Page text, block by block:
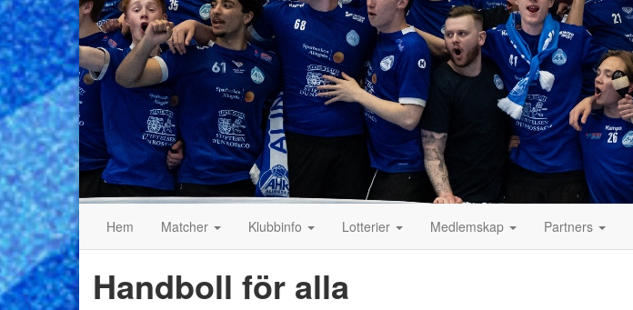
Hem Matcher Klubbinfo Lotterier Medlemskap Partners
Handboll för alla